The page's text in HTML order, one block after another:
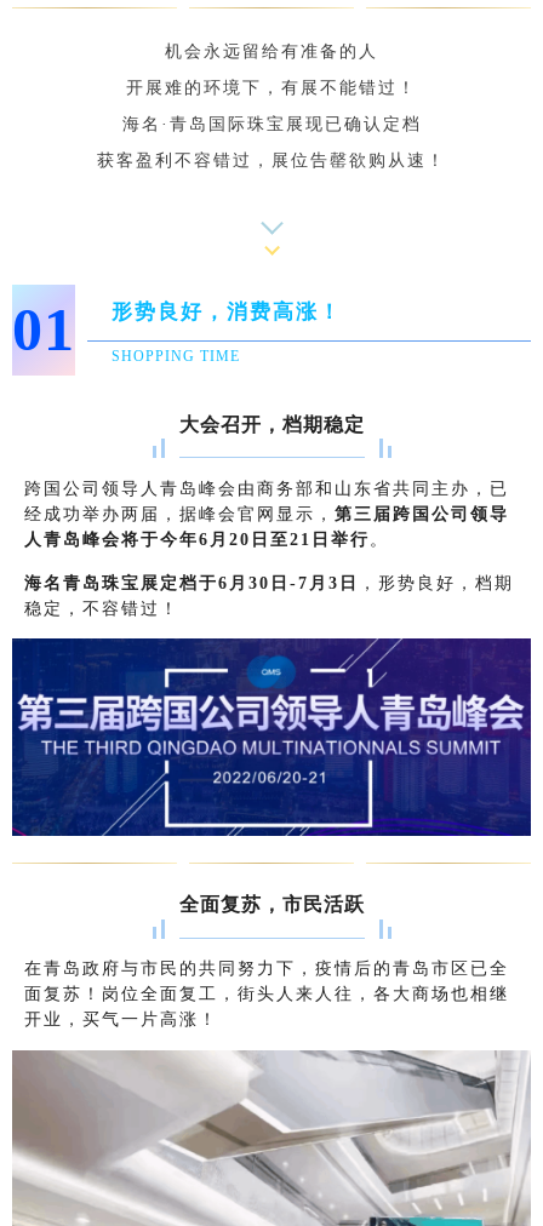
机会永远留给有准备的人
开展难的环境下，有展不能错过！
海名·青岛国际珠宝展现已确认定档
获客盈利不容错过，展位告罄欲购从速！
01 形势良好，消费高涨！
SHOPPING TIME
大会召开，档期稳定
跨国公司领导人青岛峰会由商务部和山东省共同主办，已
经成功举办两届， 据峰会官网显示， 第三届跨国公司领导
人青岛峰会将于今年6月20日至21日 举行 。
海名青岛珠宝展定档于6月30日-7月3日
，形势良好，档期
稳定，不容错过！
全面复苏，市民活跃
在青岛政府与市民的共同努力下，疫情后的青岛市区已全
面复苏！岗位全面复工，街头人来人往，各大商场也相继
开业，买气一片高涨！